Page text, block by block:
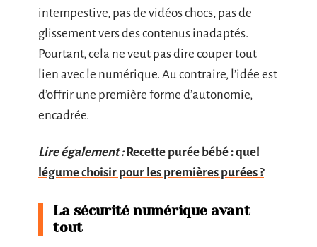
intempestive, pas de vidéos chocs, pas de
glissement vers des contenus inadaptés.
Pourtant, cela ne veut pas dire couper tout
lien avec le numérique. Au contraire, l’idée est
d’offrir une première forme d’autonomie,
encadrée.
Lire également : Recette purée bébé : quel
légume choisir pour les premières purées ?
La sécurité numérique avant
tout